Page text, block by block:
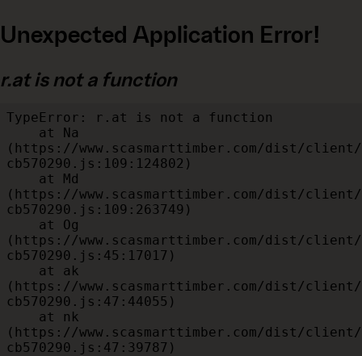
Unexpected Application Error!
r.at is not a function
TypeError: r.at is not a function
(https://www.scasmarttimber.com/dist/
cb570290.js:109:124802)
(https://www.scasmarttimber.com/dist/
cb570290.js:109:263749)
(https://www.scasmarttimber.com/dist/
cb570290.js:45:17017)
(https://www.scasmarttimber.com/dist/
cb570290.js:47:44055)
(https://www.scasmarttimber.com/dist/
cb570290.js:47:39787)